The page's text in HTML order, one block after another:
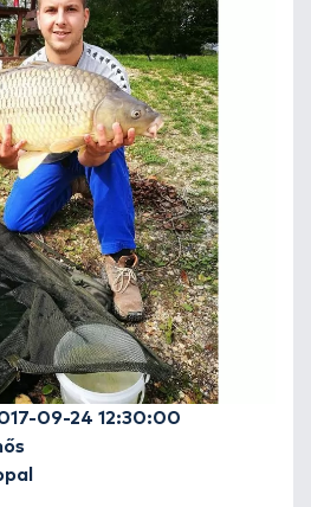
09-24 12:30:00